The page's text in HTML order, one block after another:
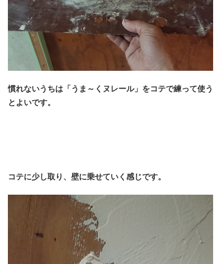
慣れないうちは「うま～くヌレール」をコテで練って使う
とよいです。
コテに少し取り、壁に乗せていく感じです。